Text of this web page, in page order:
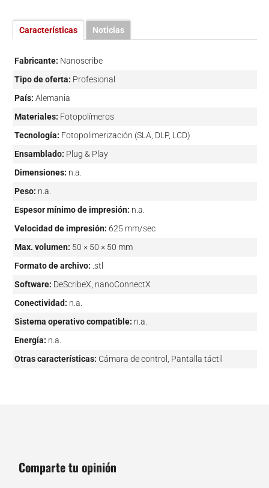
Características Noticias
Fabricante: Nanoscribe
Tipo de oferta: Profesional
País: Alemania
Materiales: Fotopolímeros
Tecnología: Fotopolimerización (SLA, DLP, LCD)
Ensamblado: Plug & Play
Dimensiones: n.a.
Peso: n.a.
Espesor mínimo de impresión: n.a.
Velocidad de impresión: 625 mm/sec
Max. volumen: 50 × 50 × 50 mm
Formato de archivo: .stl
Software: DeScribeX, nanoConnectX
Conectividad: n.a.
Sistema operativo compatible: n.a.
Energía: n.a.
Otras características: Cámara de control, Pantalla táctil
Comparte tu opinión